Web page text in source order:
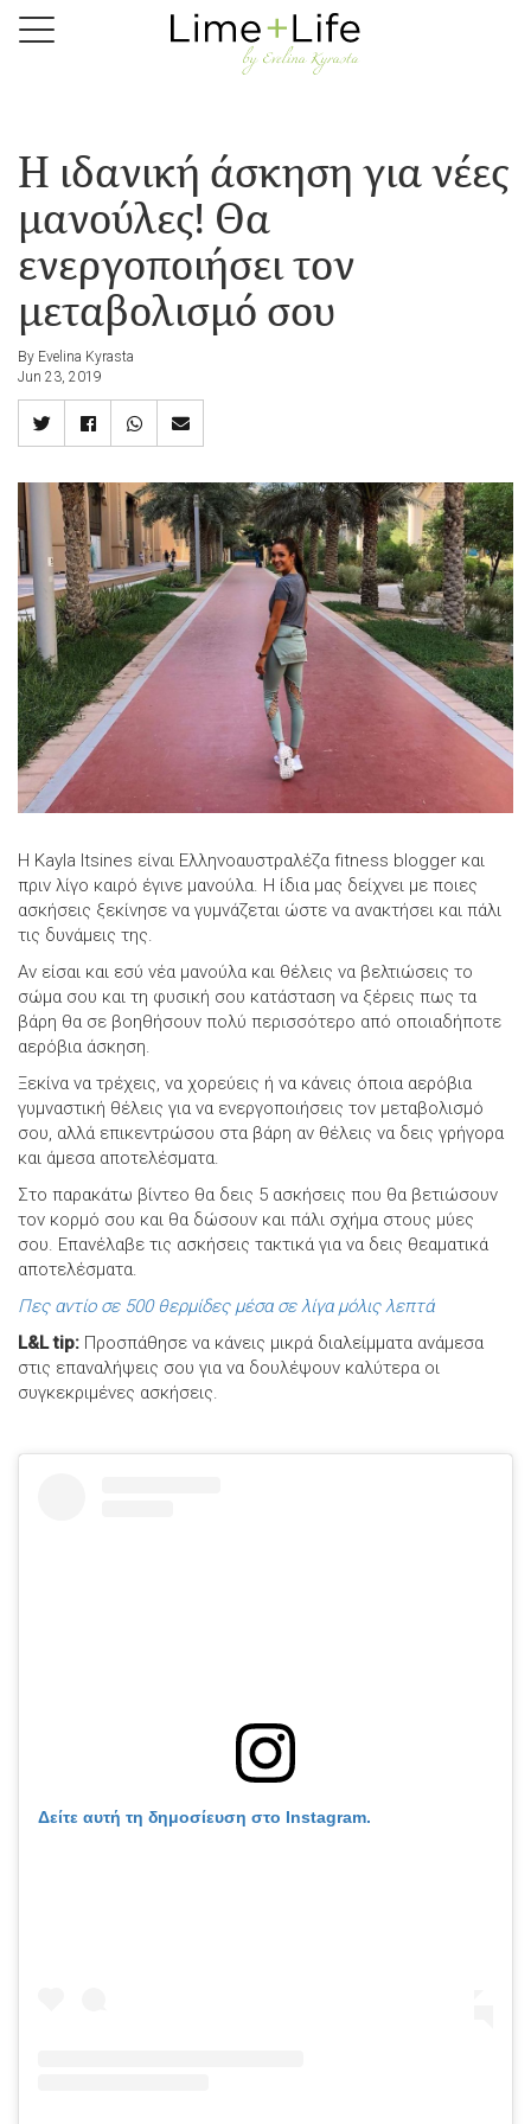
Skip
to
Η ιδανική άσκηση για νέες
μανούλες! Θα
ενεργοποιήσει τον
μεταβολισμό σου
By Evelina Kyrasta
Jun 23, 2019
Η Κayla Itsines είναι Ελληνοαυστραλέζα fitness blogger και
πριν λίγο καιρό έγινε μανούλα. Η ίδια μας δείχνει με ποιες
ασκήσεις ξεκίνησε να γυμνάζεται ώστε να ανακτήσει και πάλι
τις δυνάμεις της.
Αν είσαι και εσύ νέα μανούλα και θέλεις να βελτιώσεις το
σώμα σου και τη φυσική σου κατάσταση να ξέρεις πως τα
βάρη θα σε βοηθήσουν πολύ περισσότερο από οποιαδήποτε
αερόβια άσκηση.
Ξεκίνα να τρέχεις, να χορεύεις ή να κάνεις όποια αερόβια
γυμναστική θέλεις για να ενεργοποιήσεις τον μεταβολισμό
σου, αλλά επικεντρώσου στα βάρη αν θέλεις να δεις γρήγορα
και άμεσα αποτελέσματα.
Στο παρακάτω βίντεο θα δεις 5 ασκήσεις που θα βετιώσουν
τον κορμό σου και θα δώσουν και πάλι σχήμα στους μύες
σου. Επανέλαβε τις ασκήσεις τακτικά για να δεις θεαματικά
αποτελέσματα.
Πες αντίο σε 500 θερμίδες μέσα σε λίγα μόλις λεπτά
L&L tip: Προσπάθησε να κάνεις μικρά διαλείμματα ανάμεσα
στις επαναλήψεις σου για να δουλέψουν καλύτερα οι
συγκεκριμένες ασκήσεις.
Δείτε αυτή τη δημοσίευση στο Instagram.